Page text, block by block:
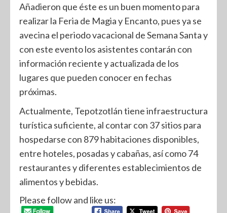
Añadieron que éste es un buen momento para
realizar la Feria de Magia y Encanto, pues ya se
avecina el periodo vacacional de Semana Santa y
con este evento los asistentes contarán con
información reciente y actualizada de los
lugares que pueden conocer en fechas
próximas.
Actualmente, Tepotzotlán tiene infraestructura
turística suficiente, al contar con 37 sitios para
hospedarse con 879 habitaciones disponibles,
entre hoteles, posadas y cabañas, así como 74
restaurantes y diferentes establecimientos de
alimentos y bebidas.
Please follow and like us: